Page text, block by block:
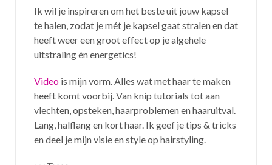
Ik wil je inspireren om het beste uit jouw kapsel
te halen, zodat je mét je kapsel gaat stralen en dat
heeft weer een groot effect op je algehele
uitstraling én energetics!
Video is mijn vorm. Alles wat met haar te maken
heeft komt voorbij. Van knip tutorials tot aan
vlechten, opsteken, haarproblemen en haaruitval.
Lang, halflang en kort haar. Ik geef je tips & tricks
en deel je mijn visie en style op hairstyling.